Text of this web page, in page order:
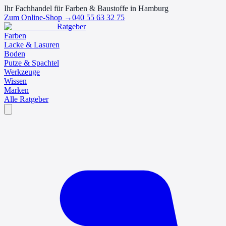
Ihr Fachhandel für Farben & Baustoffe in Hamburg
Zum Online-Shop →040 55 63 32 75
Ratgeber
Farben
Lacke & Lasuren
Boden
Putze & Spachtel
Werkzeuge
Wissen
Marken
Alle Ratgeber